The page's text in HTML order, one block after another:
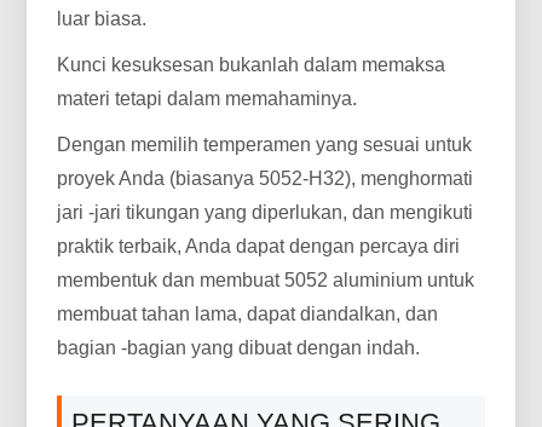
luar biasa.
Kunci kesuksesan bukanlah dalam memaksa
materi tetapi dalam memahaminya.
Dengan memilih temperamen yang sesuai untuk
proyek Anda (biasanya 5052-H32), menghormati
jari -jari tikungan yang diperlukan, dan mengikuti
praktik terbaik, Anda dapat dengan percaya diri
membentuk dan membuat 5052 aluminium untuk
membuat tahan lama, dapat diandalkan, dan
bagian -bagian yang dibuat dengan indah.